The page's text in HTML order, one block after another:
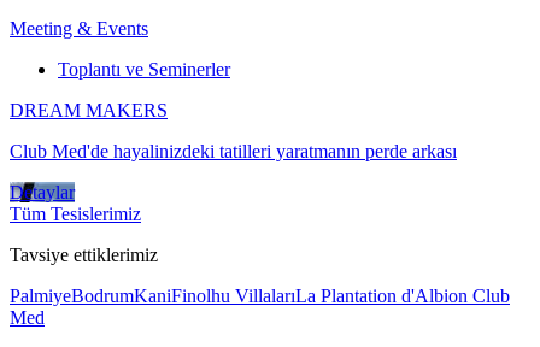
Meeting & Events
Toplantı ve Seminerler
DREAM MAKERS
Club Med'de hayalinizdeki tatilleri yaratmanın perde arkası
Detaylar
Tüm Tesislerimiz
Tavsiye ettiklerimiz
PalmiyeBodrumKaniFinolhu VillalarıLa Plantation d'Albion Club
Med